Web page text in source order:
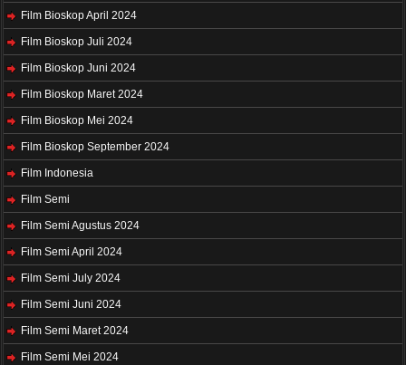
Film Bioskop April 2024
Film Bioskop Juli 2024
Film Bioskop Juni 2024
Film Bioskop Maret 2024
Film Bioskop Mei 2024
Film Bioskop September 2024
Film Indonesia
Film Semi
Film Semi Agustus 2024
Film Semi April 2024
Film Semi July 2024
Film Semi Juni 2024
Film Semi Maret 2024
Film Semi Mei 2024